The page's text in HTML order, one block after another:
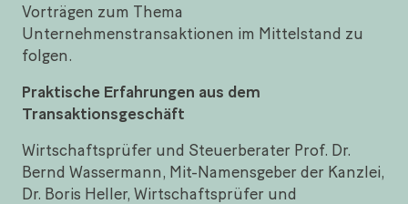
Vorträgen zum Thema
Unternehmenstransaktionen im Mittelstand zu
folgen.
Praktische Erfahrungen aus dem
Transaktionsgeschäft
Wirtschaftsprüfer und Steuerberater Prof. Dr.
Bernd Wassermann, Mit-Namensgeber der Kanzlei,
Dr. Boris Heller, Wirtschaftsprüfer und